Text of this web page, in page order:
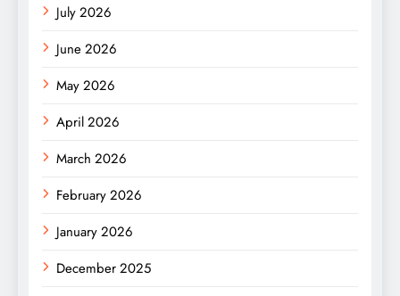
July 2026
June 2026
May 2026
April 2026
March 2026
February 2026
January 2026
December 2025